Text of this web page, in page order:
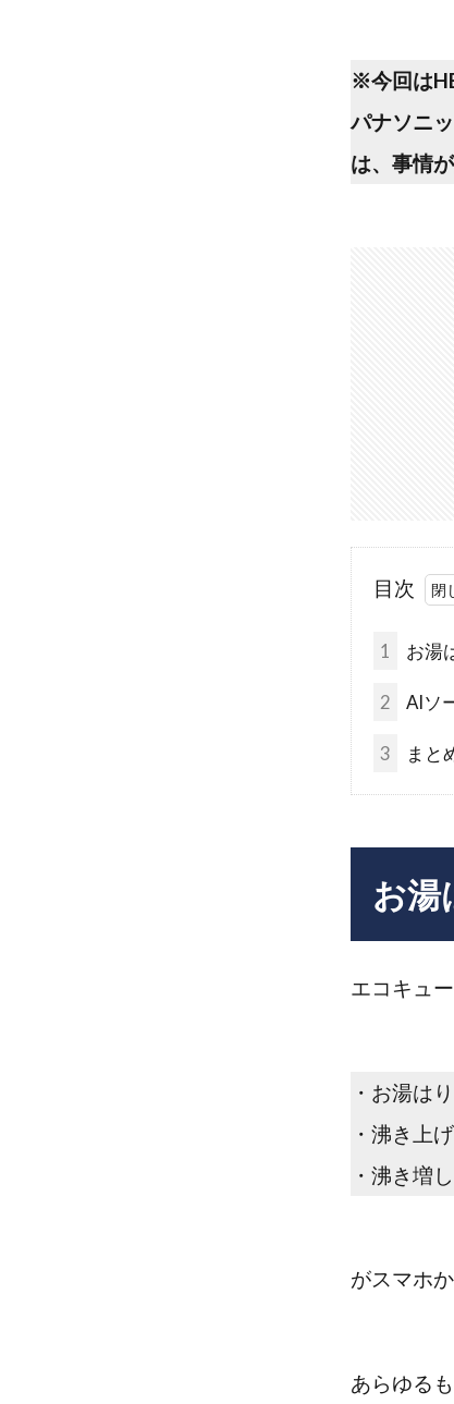
※今回は
パナソニ
は、事情
目次
1 お湯
2 AIソ
3 まと
お湯
エコキュ
・お湯はり
・沸き上
・沸き増し
がスマホ
あらゆる